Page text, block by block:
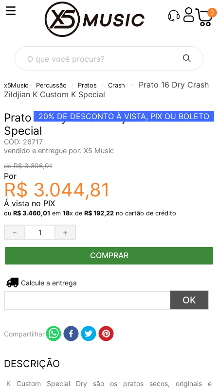
0
O que você procura?
Percussão Pratos Crash
Prato 16 Dry Crash
Zildjian K Custom K Special
20% DE DESCONTO À VISTA, PIX OU BOLETO
Prato 16 Dry Crash Zildjian K Custom K
Special
CÓD: 26717
vendido e entregue por: X5 Music
R$ 3.806,01
Por
R$ 3.044,81
Á vista no PIX
ou R$ 3.460,01 em 18x de R$ 192,22 no cartão de crédito
＋
－
COMPRAR
Não sei meu CEP
Compartilhar
DESCRIÇÃO
K Custom Special Dry são os pratos secos, originais e